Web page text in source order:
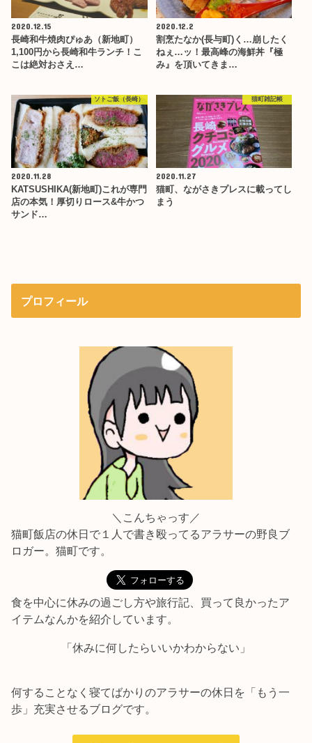
2020.12.15
長崎和牛焼肉ぴゅあ（新地町）
1,100円から長崎和牛ランチ！こ
こは絶対おさえ…
2020.12.2
割烹たなか(長与町)く…崩したく
ねぇ…ッ！最高峰の海鮮丼『極
み』を頂いてきま…
ソトご飯（長崎）
2020.11.28
KATSUSHIKA(新地町)これが専門
店の本気！厚切りロース&牛かつ
サンド…
猫町雑記帳
2020.11.27
猫町、ながさきプレスに載ってし
まう
プロフィール
＼こんちゃっす／
猫町飯店の休日で１人で書き殴ってるアラサーの野良ブ
ロガー。猫町です。
食を中心に休みの過ごし方や旅行記、買って良かったア
イテムなんかを紹介しています。
「休みに何したらいいかわからない」
何することなく寝てばかりのアラサーの休日を「もう一
歩」充実させるブログです。